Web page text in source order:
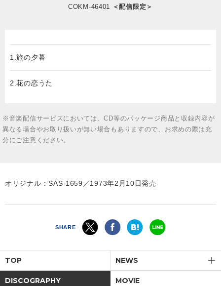
閉じる
COKM-46401 ＜配信限定＞
1.旅の夕暮
2.花の恋うた
※音楽配信サービスにおいては、CD等のパッケージ商品と収録内容が
異なる場合やお取り扱いが無い場合もありますので、お求めの際は充
分にご注意ください。
オリジナル：SAS-1659／1973年2月10日発売
SHARE
TOP NEWS
DISCOGRAPHY MOVIE